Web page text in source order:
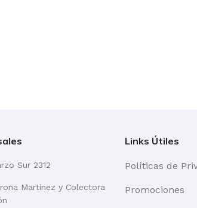
Sur 2312
Martinez y Colectora
Links Útiles
Políticas de
Promociones